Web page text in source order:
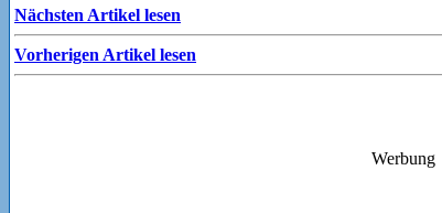
Nächsten Artikel lesen
Vorherigen Artikel lesen
Werbung